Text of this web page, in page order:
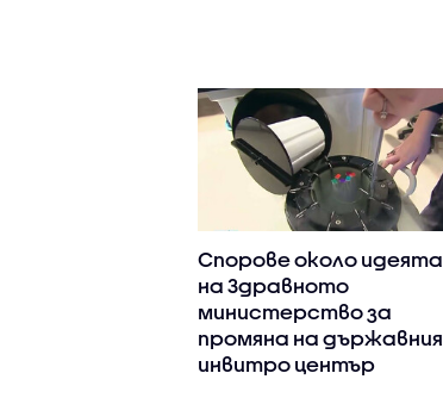
Спорове около идеята
на Здравното
министерство за
промяна на държавния
инвитро център